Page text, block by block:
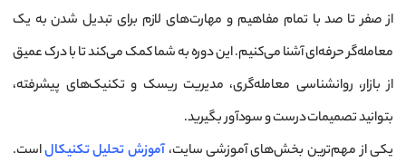
از صفر تا صد با تمام مفاهیم و مهارت‌های لازم برای تبدیل شدن به یک
معامله‌گر حرفه‌ای آشنا می‌کنیم. این دوره به شما کمک می‌کند تا با درک عمیق
از بازار، روانشناسی معامله‌گری، مدیریت ریسک و تکنیک‌های پیشرفته،
بتوانید تصمیمات درست و سودآور بگیرید.
یکی از مهم‌ترین بخش‌های آموزشی سایت، آموزش تحلیل تکنیکالاست.